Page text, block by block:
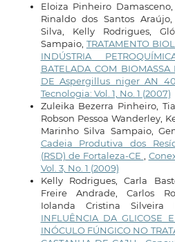
Eloiza Pinheiro
Rinaldo dos Santos
Silva, Kelly Rodrigues,
Sampaio, TRATAMENTO
INDÚSTRIA
BATELADA COM
DE Aspergillus niger AN
Tecnologia: Vol. 1, No. 1 (2007)
Zuleika Bezerra Pinheiro,
Robson Pessoa Wanderley,
Marinho Silva Sampaio,
Cadeia Produtiva dos
(RSD) de Fortaleza-CE ,
Vol. 3, No. 1 (2009)
Kelly Rodrigues, Carla
Freire Andrade, Carlos
Iolanda Cristina Silveira
INFLUÊNCIA DA GLICOSE
INÓCULO FÚNGICO NO